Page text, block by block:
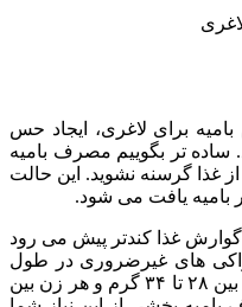
برای لاغری، ایجاد حس
تر بگوییم مصرف بامیه
غذا گرسنه نشوید. این حالت
بامیه یافت می شود.
گوارش غذا کندتر پیش می رود
های غیرضروری در طول
روز کم تر خواهد شد. هر مرد در روز بین ۲۸ تا ۳۴ گرم و هر زن بین